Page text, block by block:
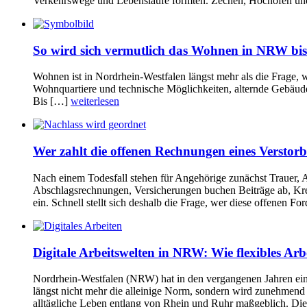
So wird sich vermutlich das Wohnen in NRW
Wohnen ist in Nordrhein-Westfalen längst mehr als die
Wohnquartiere und technische Möglichkeiten, alternde
Bis […] weiterlesen
Wer zahlt die offenen Rechnungen eines
Nach einem Todesfall stehen für Angehörige zunächst
Abschlagsrechnungen, Versicherungen buchen Beiträge ab,
ein. Schnell stellt sich deshalb die Frage, wer diese offenen
Digitale Arbeitswelten in NRW: Wie flexibles
Nordrhein-Westfalen (NRW) hat in den vergangenen Jahren
längst nicht mehr die alleinige Norm, sondern wird
alltägliche Leben entlang von Rhein und Ruhr maßgeblich.